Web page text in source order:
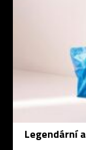
Legendární